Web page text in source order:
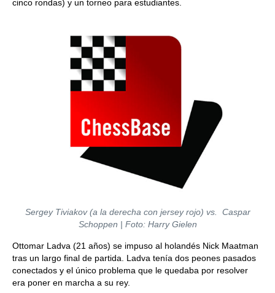
cinco rondas) y un torneo para estudiantes.
Sergey Tiviakov (a la derecha con jersey rojo) vs. Caspar
Schoppen | Foto: Harry Gielen
Ottomar Ladva (21 años) se impuso al holandés Nick Maatman
tras un largo final de partida. Ladva tenía dos peones pasados
conectados y el único problema que le quedaba por resolver
era poner en marcha a su rey.